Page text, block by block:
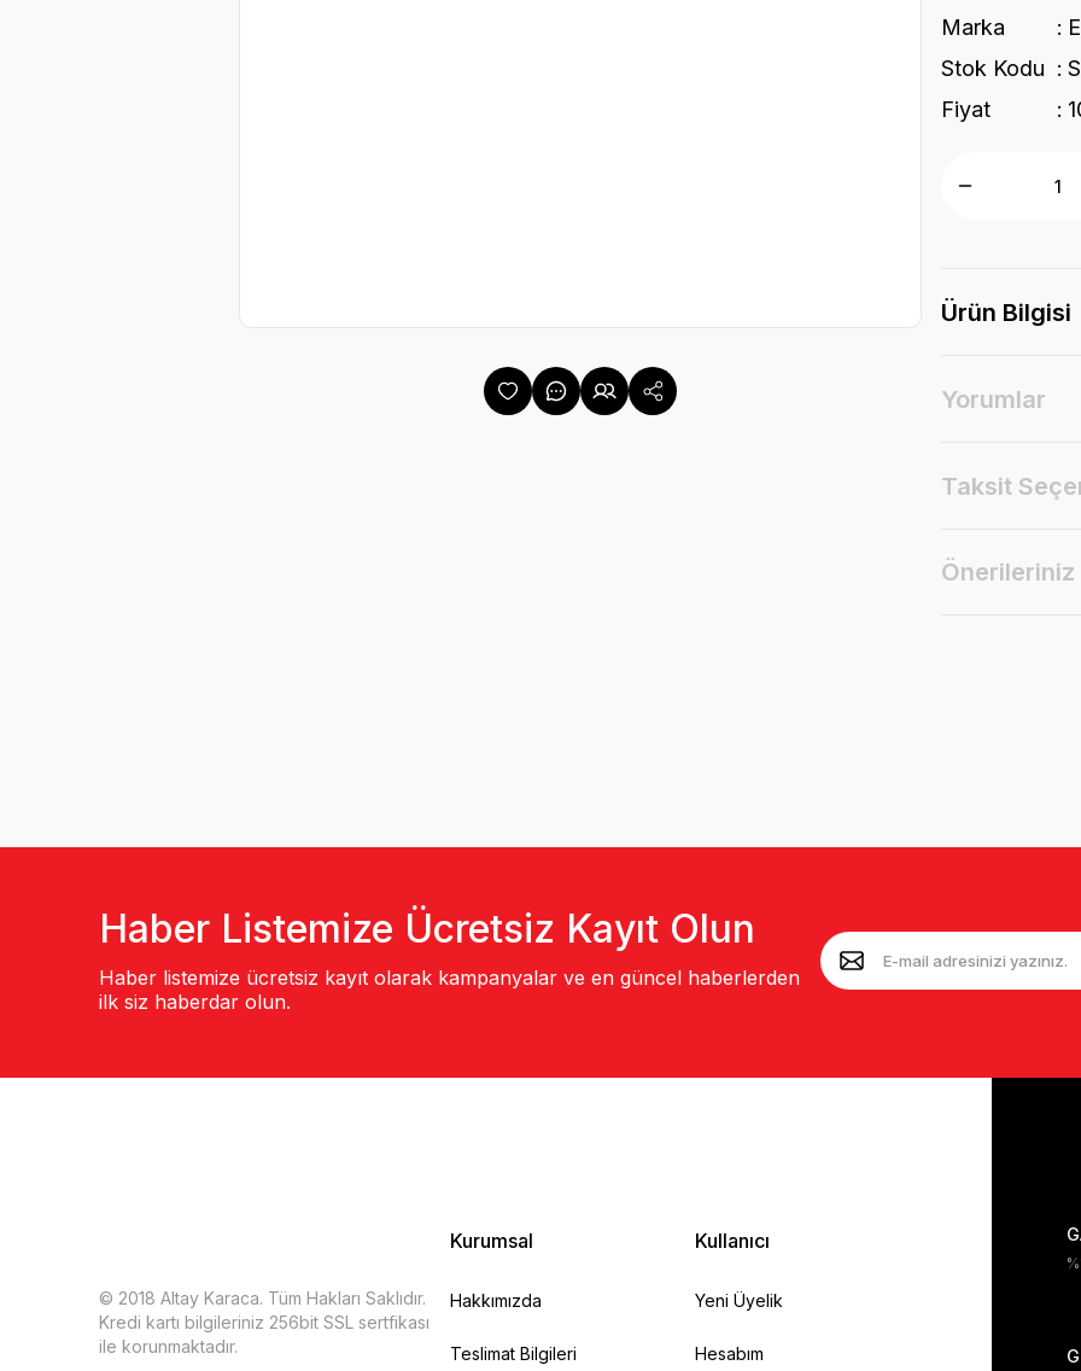
Marka
Stok Kodu
Fiyat
Ürün Bilgisi
Yorumlar
Taksit
Önerileriniz
Haber Listemize Ücretsiz Kayıt Olun
Haber listemize ücretsiz kayıt olarak kampanyalar ve en güncel haberlerden
ilk siz haberdar olun.
© 2018 Altay Karaca. Tüm Hakları Saklıdır.
Kredi kartı bilgileriniz 256bit SSL sertfikası
ile korunmaktadır.
Kurumsal
Hakkımızda
Teslimat Bilgileri
Kullanıcı
Yeni Üyelik
Hesabım